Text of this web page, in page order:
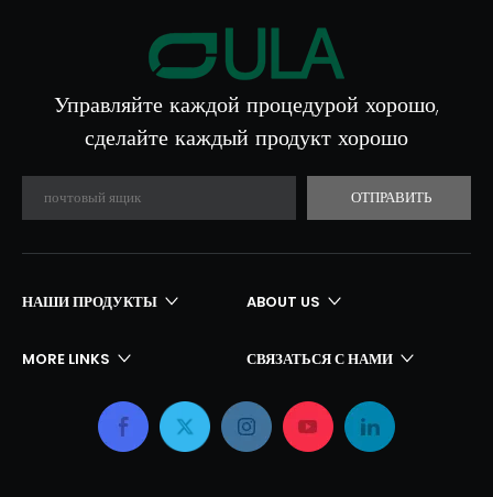
Управляйте каждой процедурой хорошо,
сделайте каждый продукт хорошо
ОТПРАВИТЬ
НАШИ ПРОДУКТЫ​​​​​​​ ABOUT US
MORE LINKS СВЯЗАТЬСЯ С НАМИ